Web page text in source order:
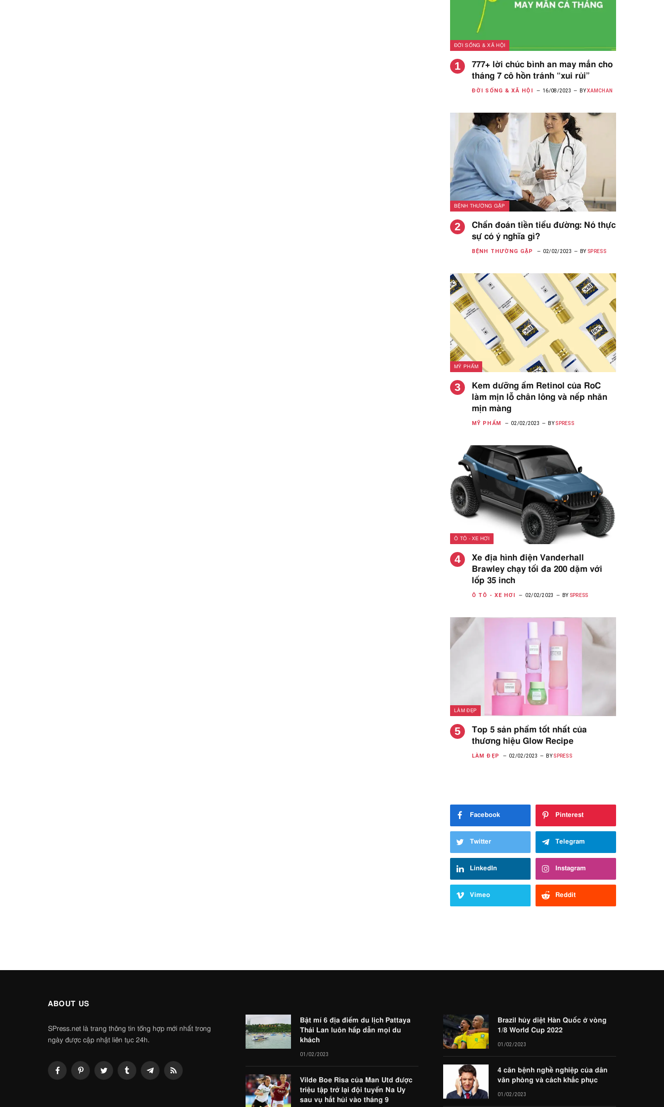
ĐỜI SỐNG & XÃ HỘI
777+ lời chúc bình an may mắn cho
tháng 7 cô hồn tránh “xui rủi”
ĐỜI SỐNG & XÃ HỘI 16/08/2023 BY XAMCHAN
BỆNH THƯỜNG GẶP
Chẩn đoán tiền tiểu đường: Nó thực
sự có ý nghĩa gì?
BỆNH THƯỜNG GẶP 02/02/2023 BY SPRESS
MỸ PHẨM
Kem dưỡng ẩm Retinol của RoC
làm mịn lỗ chân lông và nếp nhăn
mịn màng
MỸ PHẨM 02/02/2023 BY SPRESS
Ô TÔ - XE HƠI
Xe địa hình điện Vanderhall
Brawley chạy tối đa 200 dặm với
lốp 35 inch
Ô TÔ - XE HƠI 02/02/2023 BY SPRESS
LÀM ĐẸP
Top 5 sản phẩm tốt nhất của
thương hiệu Glow Recipe
LÀM ĐẸP 02/02/2023 BY SPRESS
Facebook Pinterest
Twitter Telegram
LinkedIn Instagram
Vimeo Reddit
ABOUT US
SPress.net là trang thông tin tổng hợp mới nhất trong
ngày được cập nhật liên tục 24h.
FacebookPinterestTwitter Tumblr TelegramRSS
Bật mí 6 địa điểm du lịch Pattaya
Thái Lan luôn hấp dẫn mọi du
khách
01/02/2023
Vilde Boe Risa của Man Utd được
triệu tập trở lại đội tuyển Na Uy
sau vụ hắt hủi vào tháng 9
Brazil hủy diệt Hàn Quốc ở vòng
1/8 World Cup 2022
01/02/2023
4 căn bệnh nghề nghiệp của dân
văn phòng và cách khắc phục
01/02/2023